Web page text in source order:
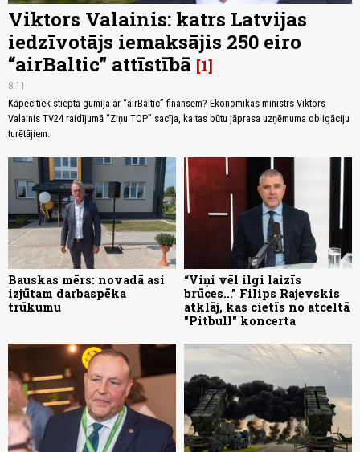
Viktors Valainis: katrs Latvijas
iedzīvotājs iemaksājis 250 eiro
“airBaltic” attīstībā 1
8:11
Kāpēc tiek stiepta gumija ar “airBaltic” finansēm? Ekonomikas ministrs Viktors
Valainis TV24 raidījumā “Ziņu TOP” sacīja, ka tas būtu jāprasa uzņēmuma obligāciju
turētājiem.
Bauskas mērs: novadā asi
izjūtam darbaspēka
trūkumu
“Viņi vēl ilgi laizīs
brūces...” Filips Rajevskis
atklāj, kas cietīs no atceltā
"Pitbull" koncerta